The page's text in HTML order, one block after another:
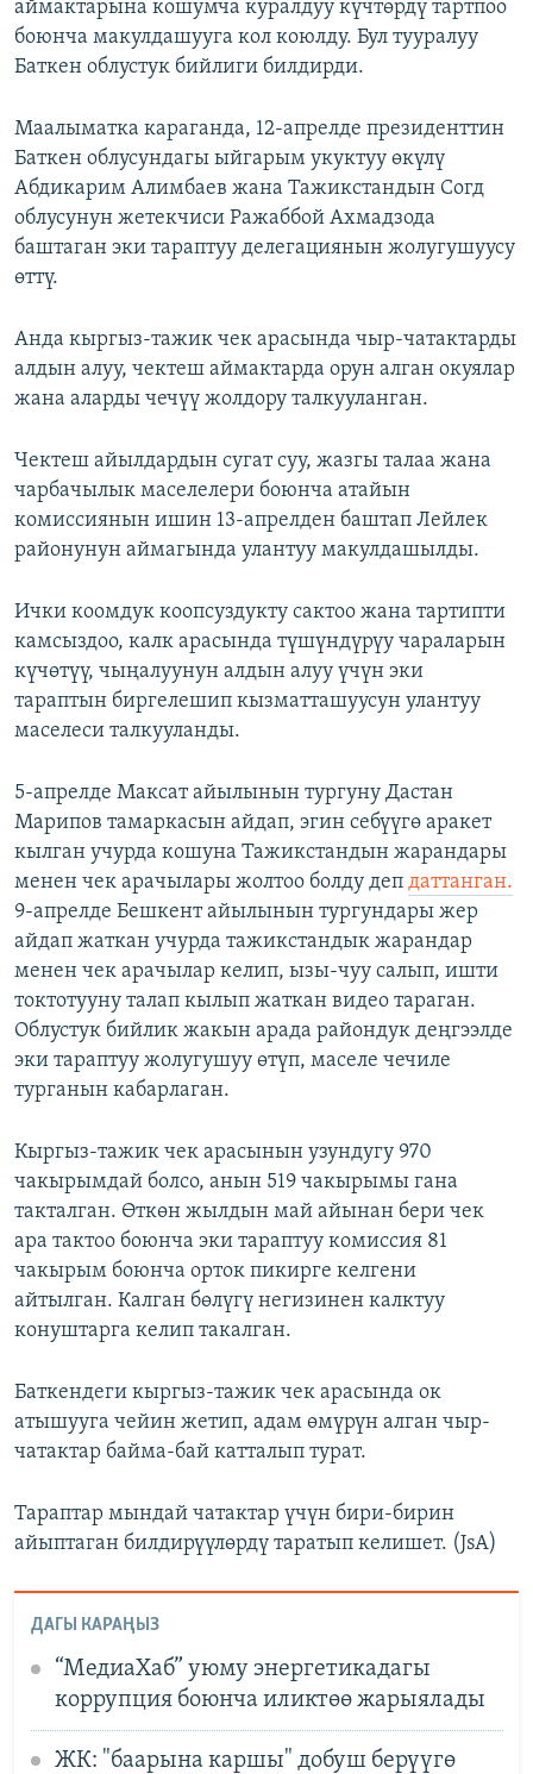
аймактарына кошумча куралдуу күчтөрдү тартпоо
боюнча макулдашууга кол коюлду. Бул тууралуу
Баткен облустук бийлиги билдирди.
Маалыматка караганда, 12-апрелде президенттин
Баткен облусундагы ыйгарым укуктуу өкүлү
Абдикарим Алимбаев жана Тажикстандын Согд
облусунун жетекчиси Ражаббой Ахмадзода
баштаган эки тараптуу делегациянын жолугушуусу
өттү.
Анда кыргыз-тажик чек арасында чыр-чатактарды
алдын алуу, чектеш аймактарда орун алган окуялар
жана аларды чечүү жолдору талкууланган.
Чектеш айылдардын сугат суу, жазгы талаа жана
чарбачылык маселелери боюнча атайын
комиссиянын ишин 13-апрелден баштап Лейлек
районунун аймагында улантуу макулдашылды.
Ички коомдук коопсуздукту сактоо жана тартипти
камсыздоо, калк арасында түшүндүрүу чараларын
күчөтүү, чыңалуунун алдын алуу үчүн эки
тараптын биргелешип кызматташуусун улантуу
маселеси талкууланды.
5-апрелде Максат айылынын тургуну Дастан
Марипов тамаркасын айдап, эгин себүүгө аракет
кылган учурда кошуна Тажикстандын жарандары
менен чек арачылары жолтоо болду деп даттанган.
9-апрелде Бешкент айылынын тургундары жер
айдап жаткан учурда тажикстандык жарандар
менен чек арачылар келип, ызы-чуу салып, ишти
токтотууну талап кылып жаткан видео тараган.
Облустук бийлик жакын арада райондук деңгээлде
эки тараптуу жолугушуу өтүп, маселе чечиле
турганын кабарлаган.
Кыргыз-тажик чек арасынын узундугу 970
чакырымдай болсо, анын 519 чакырымы гана
такталган. Өткөн жылдын май айынан бери чек
ара тактоо боюнча эки тараптуу комиссия 81
чакырым боюнча орток пикирге келгени
айтылган. Калган бөлүгү негизинен калктуу
конуштарга келип такалган.
Баткендеги кыргыз-тажик чек арасында ок
атышууга чейин жетип, адам өмүрүн алган чыр-
чатактар байма-бай катталып турат.
Тараптар мындай чатактар үчүн бири-бирин
айыптаган билдирүүлөрдү таратып келишет. (JsA)
ДАГЫ КАРАҢЫЗ
“МедиаХаб” уюму энергетикадагы
коррупция боюнча иликтөө жарыялады
ЖК: "баарына каршы" добуш берүүгө